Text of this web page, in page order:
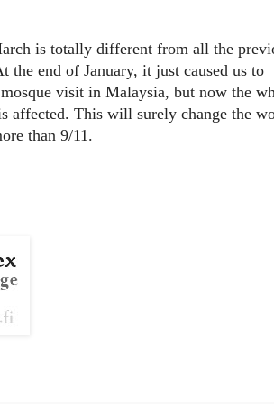
is totally different from all the
the end of January, it just caused us to
visit in Malaysia, but now the
affected. This will surely change the
than 9/11.